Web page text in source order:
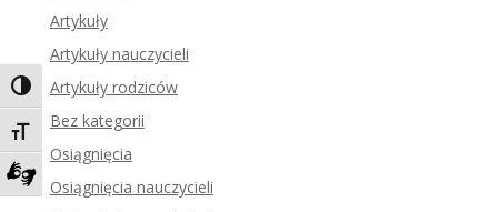
Toggle High Contrast
Toggle Font size
Zadzwoń do tłumacza języka migowego
Artykuły
Artykuły nauczycieli
Artykuły rodziców
Bez kategorii
Osiągnięcia
Osiągnięcia nauczycieli